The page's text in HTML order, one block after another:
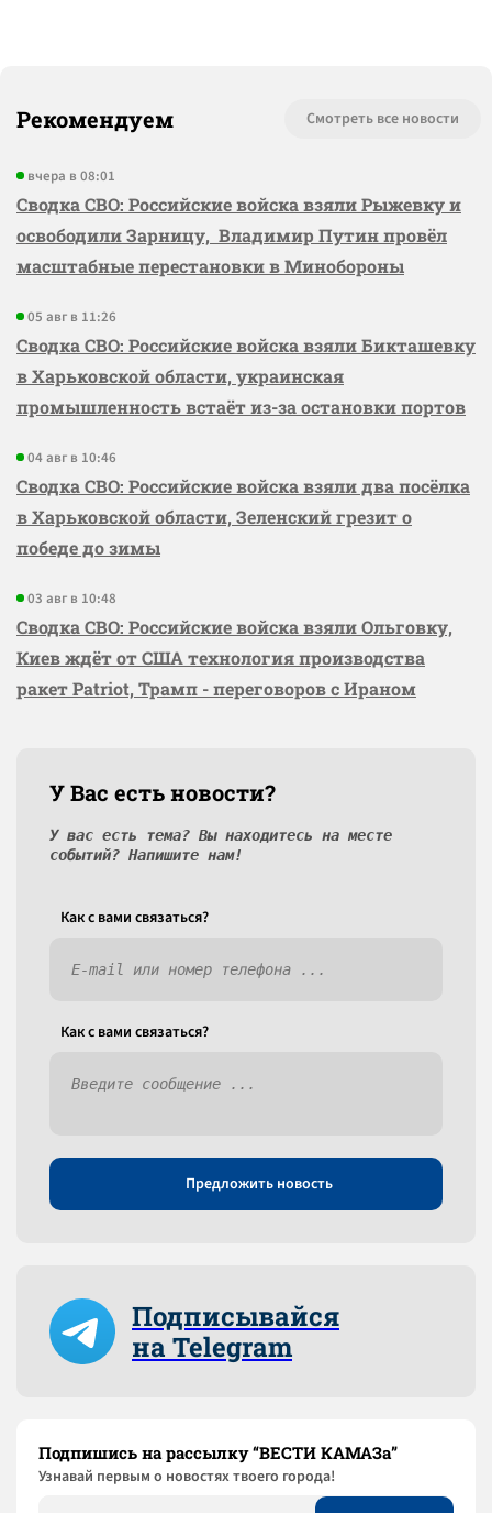
Рекомендуем Смотреть все новости
вчера в 08:01
Сводка СВО: Российские войска взяли Рыжевку и
освободили Зарницу, Владимир Путин провёл
масштабные перестановки в Минобороны
05 авг в 11:26
Сводка СВО: Российские войска взяли Бикташевку
в Харьковской области, украинская
промышленность встаёт из-за остановки портов
04 авг в 10:46
Сводка СВО: Российские войска взяли два посёлка
в Харьковской области, Зеленский грезит о
победе до зимы
03 авг в 10:48
Сводка СВО: Российские войска взяли Ольговку,
Киев ждёт от США технология производства
ракет Patriot, Трамп - переговоров с Ираном
У Вас есть новости?
У вас есть тема? Вы находитесь на месте
событий? Напишите нам!
Как c вами связаться?
Как c вами связаться?
Предложить новость
Подписывайся
на Telegram
Подпишись на рассылку “ВЕСТИ КАМАЗа”
Узнaвай первым о новостях твоего города!